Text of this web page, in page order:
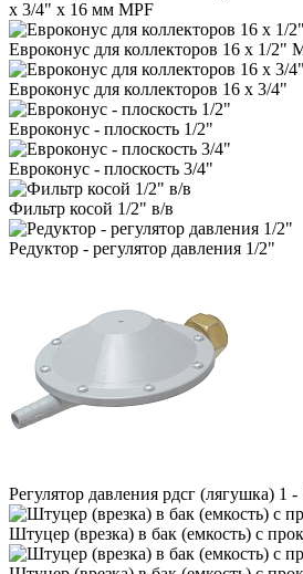
х 3/4" х 16 мм MPF
Евроконус для коллекторов 16 х 1/2"
Евроконус для коллекторов 16 х 3/4"
Евроконус - плоскость 1/2"
Евроконус - плоскость 3/4"
Фильтр косой 1/2" в/в
Редуктор - регулятор давления 1/2"
Регулятор давления рдсг (лягушка) 1 -
Штуцер (врезка) в бак (емкость) с